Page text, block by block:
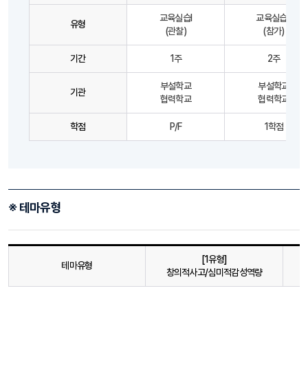
유형
교육실습Ⅰ
(관찰)
교육실습Ⅱ
(참가)
기간 1주 2주
기관
부설학교
협력학교
부설학교
협력학교
학점 P/F 1학점
※ 테마유형
테마유형
[1유형]
창의적사고/심미적감성역량